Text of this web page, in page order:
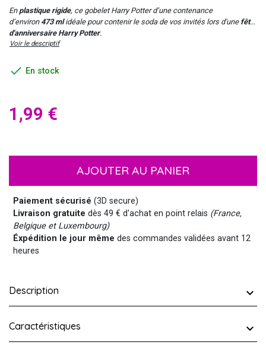
Enplastique rigide, ce gobelet Harry Potter d’une contenance
d’environ 473 mlidéale pour contenir le soda de vos invités lors d'une fête
d'anniversaire Harry Potter.
Voir le descriptif
 En stock
1,99 €
AJOUTER AU PANIER
Paiement sécurisé (3D secure)
Livraison gratuite dès 49 € d'achat en point relais (France,
Belgique et Luxembourg)
Éxpédition le jour même des commandes validées avant 12
heures
Description
Caractéristiques